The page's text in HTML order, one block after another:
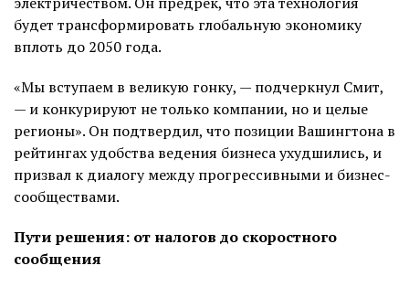
будет трансформировать глобальную экономику
вплоть до 2050 года.
«Мы вступаем в великую гонку, — подчеркнул Смит,
— и конкурируют не только компании, но и целые
регионы». Он подтвердил, что позиции Вашингтона в
рейтингах удобства ведения бизнеса ухудшились, и
призвал к диалогу между прогрессивными и бизнес-
сообществами.
Пути решения: от налогов до скоростного
сообщения